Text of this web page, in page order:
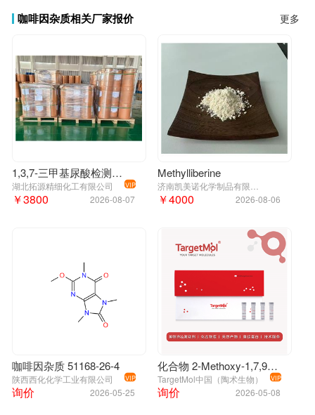
咖啡因杂质相关厂家报价 更多
1,3,7-三甲基尿酸检测标准品 | 51168-26-4 | 药用级咖啡因杂质
湖北拓源精细化工有限公司 VIP
2026-08-07
￥3800
Methylliberine
2026-08-06
￥4000
咖啡因杂质 51168-26-4
陕西西化化学工业有限公司 VIP
2026-05-25
询价
化合物 2-Methoxy-1,7,9-trimethyl-7,9-dihydro-1H-purine-6,8-dione|T64613|TargetMol
TargetMol中国（陶术生物） VIP
2026-05-08
询价